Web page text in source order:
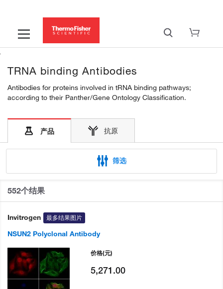
TRNA binding Antibodies
Antibodies for proteins involved in tRNA binding pathways;
according to their Panther/Gene Ontology Classification.
产品 抗原
筛选
552个结果
Invitrogen 最多结果图片
NSUN2 Polyclonal Antibody
价格(元)
5,271.00